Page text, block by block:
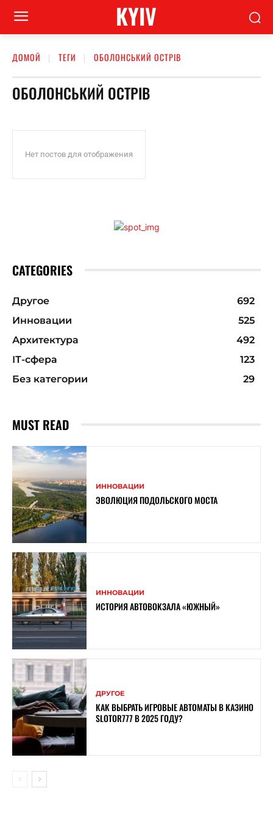
KYIV
ДОМОЙ ТЕГИ ОБОЛОНСЬКИЙ ОСТРІВ
ОБОЛОНСЬКИЙ ОСТРІВ
Нет постов для отображения
CATEGORIES
Другое
692
Инновации
525
Архитектура
492
ІТ-сфера
123
Без категории
29
MUST READ
ИННОВАЦИИ
ЭВОЛЮЦИЯ ПОДОЛЬСКОГО МОСТА
ИННОВАЦИИ
ИСТОРИЯ АВТОВОКЗАЛА «ЮЖНЫЙ»
ДРУГОЕ
КАК ВЫБРАТЬ ИГРОВЫЕ АВТОМАТЫ В КАЗИНО
SLOTOR777 В 2025 ГОДУ?